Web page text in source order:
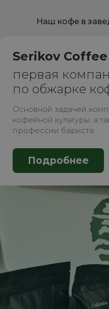
Наш кофе в
Serikov
первая
по обжарке
Основной задачей
кофейной культуры, а
профессии бариста
Подробнее